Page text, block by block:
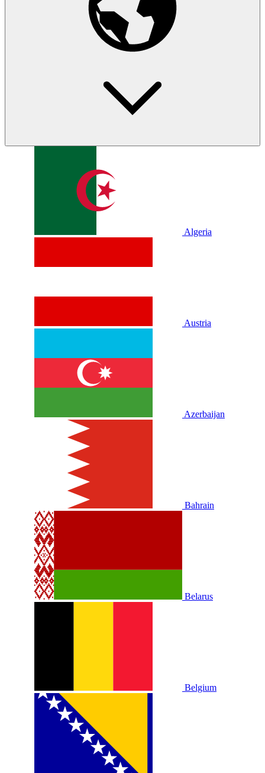
Algeria
Austria
Azerbaijan
Bahrain
Belarus
Belgium